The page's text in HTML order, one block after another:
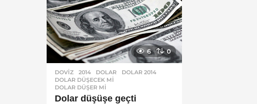
6 0
DOVIZ 2014 ,DOLAR ,DOLAR 2014
DOLAR DÜŞECEK MI
DOLAR DÜŞER MI
Dolar düşüşe geçti